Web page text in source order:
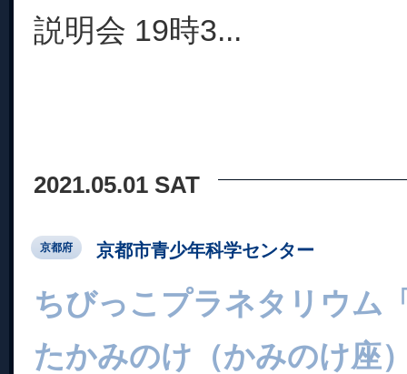
説明会 19時3...
2021.05.01 SAT
京都府 京都市青少年科学センター
ちびっこプラネタリウム
たかみのけ（かみのけ座